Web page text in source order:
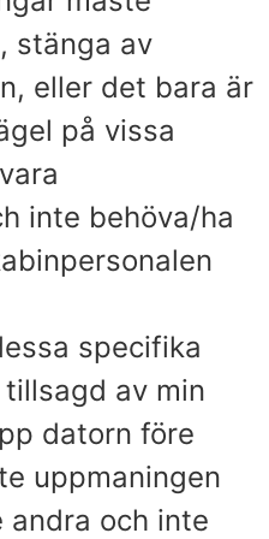
stänga av
eller det bara är
på vissa
inte behöva/ha
specifika
av min
datorn före
uppmaningen
och inte